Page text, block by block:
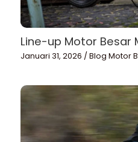
Line-up Motor Besar
Januari 31, 2026 /Blog Motor